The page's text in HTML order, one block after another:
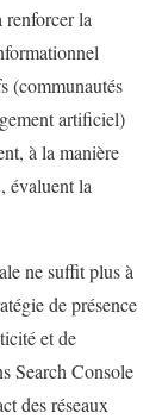
renforcer la
(communautés
artificiel)
à la manière
évaluent la
ne suffit plus à
de présence
et de
Search Console
des réseaux